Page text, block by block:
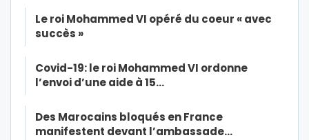
Le roi Mohammed VI opéré du coeur « avec
succès »
Covid-19: le roi Mohammed VI ordonne
l’envoi d’une aide à 15…
Des Marocains bloqués en France
manifestent devant l’ambassade…